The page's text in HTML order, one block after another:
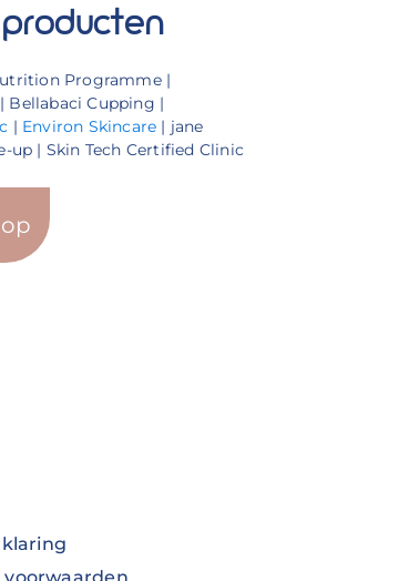
Programme |
Bellabaci Cupping |
| Environ Skincare | jane
up | Skin Tech Certified Clinic